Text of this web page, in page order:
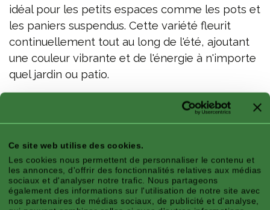
Ce site web utilise des cookies.
Les cookies nous permettent de personnaliser le contenu et
les annonces, d'offrir des fonctionnalités relatives aux médias
sociaux et d'analyser notre trafic. Nous partageons
également des informations sur l'utilisation de notre site avec
nos partenaires de médias sociaux, de publicité et d'analyse,
idéal pour les petits espaces comme les pots et
les paniers suspendus. Cette variété fleurit
continuellement tout au long de l'été, ajoutant
une couleur vibrante et de l'énergie à n'importe
quel jardin ou patio.
Hauteur x étalement/Trail : 35 x 35 cm